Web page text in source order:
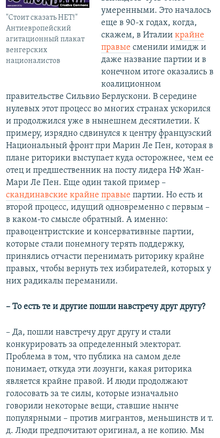
"Стоит сказать НЕТ!"
Антиевропейский
агитационный плакат
венгерских
националистов
умеренными. Это началось
еще в 90-х годах, когда,
скажем, в Италии крайне
правые сменили имидж и
даже название партии и в
конечном итоге оказались в
коалиционном
правительстве Сильвио Берлускони. В середине
нулевых этот процесс во многих странах ускорился
и продолжился уже в нынешнем десятилетии. К
примеру, изрядно сдвинулся к центру французский
Национальный фронт при Марин Ле Пен, которая в
плане риторики выступает куда осторожнее, чем ее
отец и предшественник на посту лидера НФ Жан-
Мари Ле Пен. Еще один такой пример –
скандинавские крайне правые партии. Но есть и
второй процесс, идущий одновременно с первым –
в каком-то смысле обратный. А именно:
правоцентристские и консервативные партии,
которые стали понемногу терять поддержку,
принялись отчасти перенимать риторику крайне
правых, чтобы вернуть тех избирателей, которых у
них радикалы переманили.
– То есть те и другие пошли навстречу друг другу?
– Да, пошли навстречу друг другу и стали
конкурировать за определенный электорат.
Проблема в том, что публика на самом деле
понимает, откуда эти лозунги, какая риторика
является крайне правой. И люди продолжают
голосовать за те силы, которые изначально
говорили некоторые вещи, ставшие нынче
популярными – против мигрантов, меньшинств и т.
д. Люди предпочитают оригинал, а не копию. Мы